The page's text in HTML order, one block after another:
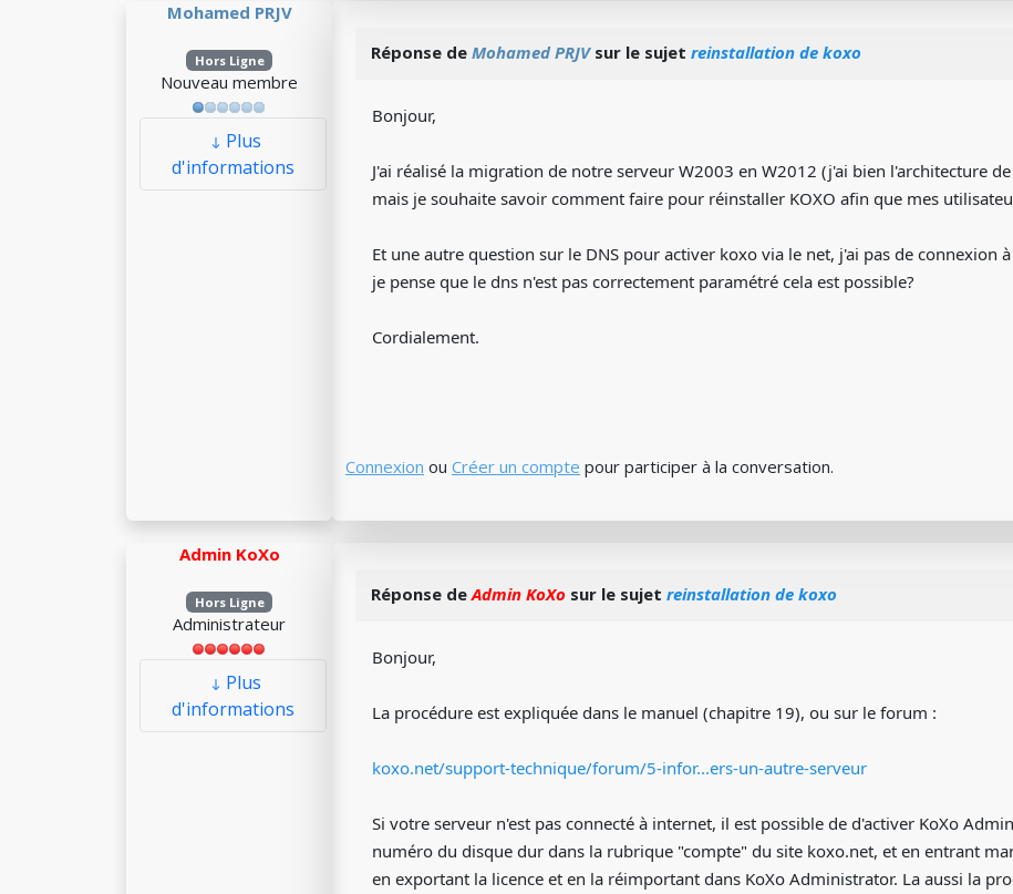
Mohamed PRJV
Hors Ligne
Nouveau membre
Plus
d'informations
Réponse de Mohamed PRJVsur le sujet reinstallation de koxo
Bonjour,
J'ai réalisé la migration de notre serveur W2003 en W2012 (j'ai bien l'architecture
mais je souhaite savoir comment faire pour réinstaller KOXO afin que mes
Et une autre question sur le DNS pour activer koxo via le net, j'ai pas de connexion
je pense que le dns n'est pas correctement paramétré cela est possible?
Cordialement.
Connexion ou Créer un compte pour participer à la conversation.
Admin KoXo
Hors Ligne
Administrateur
Plus
d'informations
Réponse deAdmin KoXo sur le sujet reinstallation de koxo
Bonjour,
La procédure est expliquée dans le manuel (chapitre 19), ou sur le forum :
koxo.net/support-technique/forum/5-infor...ers-un-autre-serveur
Si votre serveur n'est pas connecté à internet, il est possible de d'activer KoXo
numéro du disque dur dans la rubrique "compte" du site koxo.net, et en entrant
en exportant la licence et en la réimportant dans KoXo Administrator. La aussi la